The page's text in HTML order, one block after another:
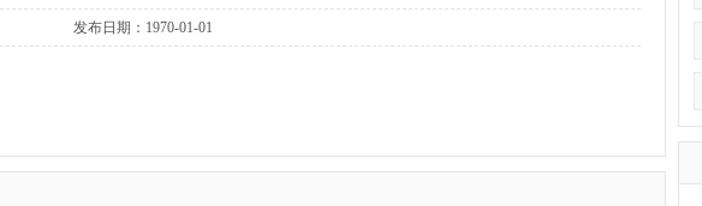
发布日期：1970-01-01